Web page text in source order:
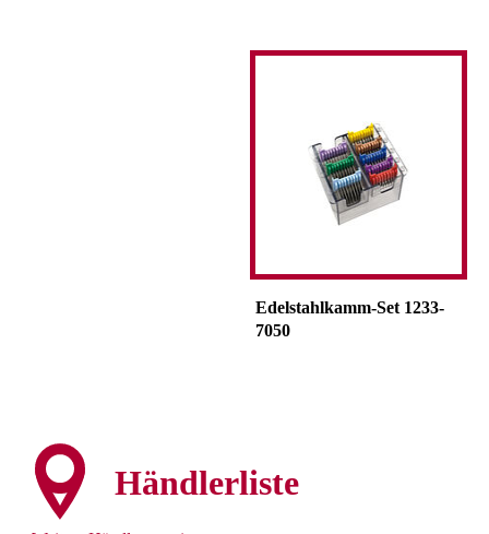
Edelstahlkamm-Set 1233-
7050
Händlerliste